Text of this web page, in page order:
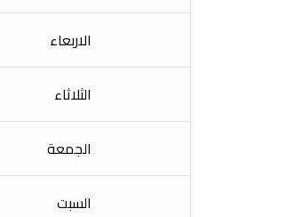
الاربعاء
الثلاثاء
الجمعة
السبت